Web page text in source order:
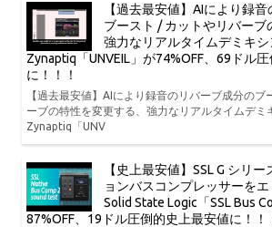
【過去最安値】AIにより録
ブースト / カットやリバーブ
強力なリアルタイムデミキ
Zynaptiq「UNVEIL」が74%OFF、69ドル
に！！！
【過去最安値】AIにより録音のリバーブ成分の
ーブの特性を変更する、強力なリアルタイムデミ
Zynaptiq「UNV
【史上最安値】SSL G シリ
ョンバスコンプレッサーを
Solid State Logic「SSL Bus
87%OFF、19ドル圧倒的史上最安値に！！